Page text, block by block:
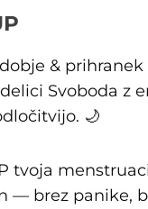
& prihranek
Svoboda z
🌙
tvoja
— brez panike,